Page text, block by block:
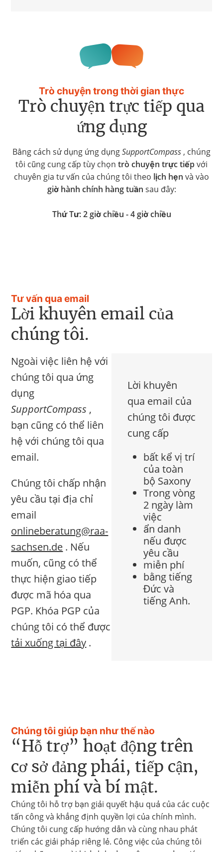
Trò chuyện trong thời gian thực
Trò chuyện trực tiếp qua
ứng dụng
Bằng cách sử dụng ứng dụngSupportCompass, chúng
tôi cũng cung cấp tùy chọn trò chuyện trực tiếpvới
chuyên gia tư vấn của chúng tôi theo lịch hẹn và vào
giờ hành chính hàng tuần sau đây:
Thứ Tư: 2 giờ chiều - 4 giờ chiều
Tư vấn qua email
Lời khuyên email của
chúng tôi.
Ngoài việc liên hệ với
chúng tôi qua ứng
dụng
SupportCompass ,
bạn cũng có thể liên
hệ với chúng tôi qua
email.
Chúng tôi chấp nhận
yêu cầu tại địa chỉ
email
onlineberatung@raa-
sachsen.de . Nếu
muốn, cũng có thể
thực hiện giao tiếp
được mã hóa qua
PGP. Khóa PGP của
chúng tôi có thể được
tải xuống tại đây .
Lời khuyên
qua email của
chúng tôi được
cung cấp
bất kể vị trí
của toàn
bộ Saxony
Trong vòng
2 ngày làm
việc
ẩn danh
nếu được
yêu cầu
miễn phí
bằng tiếng
Đức và
tiếng Anh.
Chúng tôi giúp bạn như thế nào
“Hỗ trợ” hoạt động trên
cơ sở đảng phái, tiếp cận,
miễn phí và bí mật.
Chúng tôi hỗ trợ bạn giải quyết hậu quả của các cuộc
tấn công và khẳng định quyền lợi của chính mình.
Chúng tôi cung cấp hướng dẫn và cùng nhau phát
triển các giải pháp riêng lẻ. Công việc của chúng tôi